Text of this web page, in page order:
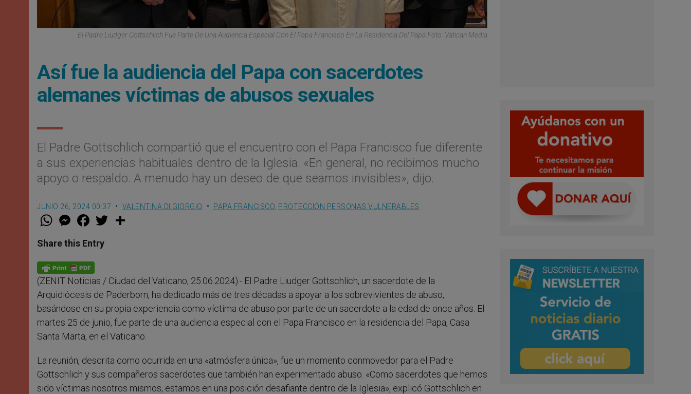
El Padre Liudger Gottschlich Fue Parte De Una Audiencia Especial Con El Papa Francisco En La Residencia Del Papa Foto: Vatican Media
Así fue la audiencia del Papa con sacerdotes
alemanes víctimas de abusos sexuales
El Padre Gottschlich compartió que el encuentro con el Papa Francisco fue diferente
a sus experiencias habituales dentro de la Iglesia. «En general, no recibimos mucho
apoyo o respaldo. A menudo hay un deseo de que seamos invisibles», dijo.
JUNIO 26, 2024 00:37 VALENTINA DI GIORGIO PAPA FRANCISCO PROTECCIÓN PERSONAS VULNERABLES
W
t
s
p
p
M
e
s
e
g
e
r
F
a
e
b
o
k
w
Share this Entry
(ZENIT Noticias / Ciudad del Vaticano, 25.06.2024).- El Padre Liudger Gottschlich, un sacerdote de la
Arquidiócesis de Paderborn, ha dedicado más de tres décadas a apoyar a los sobrevivientes de abuso,
basándose en su propia experiencia como víctima de abuso por parte de un sacerdote a la edad de once años. El
martes 25 de junio, fue parte de una audiencia especial con el Papa Francisco en la residencia del Papa, Casa
Santa Marta, en el Vaticano.
La reunión, descrita como ocurrida en una «atmósfera única», fue un momento conmovedor para el Padre
Gottschlich y sus compañeros sacerdotes que también han experimentado abuso. «Como sacerdotes que hemos
sido víctimas nosotros mismos, estamos en una posición desafiante dentro de la Iglesia», explicó Gottschlich en